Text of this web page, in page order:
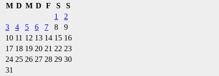
M D M D F S
S
1
2
3
4 5 6 7 8
9
10 11 12 13 14 15 16
17 18 19 20 21 22 23
24 25 26 27 28 29 30
31